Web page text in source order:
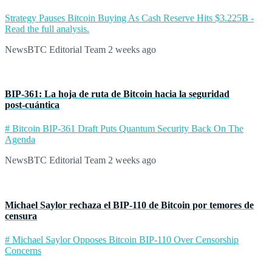
Strategy Pauses Bitcoin Buying As Cash Reserve Hits $3.225B -
Read the full analysis.
NewsBTC Editorial Team 2 weeks ago
BIP‑361: La hoja de ruta de Bitcoin hacia la seguridad
post‑cuántica
# Bitcoin BIP-361 Draft Puts Quantum Security Back On The
Agenda
NewsBTC Editorial Team 2 weeks ago
Michael Saylor rechaza el BIP‑110 de Bitcoin por temores de
censura
# Michael Saylor Opposes Bitcoin BIP-110 Over Censorship
Concerns